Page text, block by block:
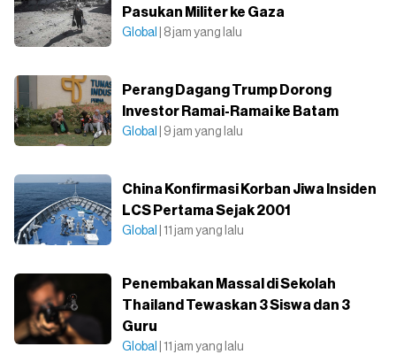
Pasukan Militer ke Gaza
Global | 8 jam yang lalu
Perang Dagang Trump Dorong
Investor Ramai-Ramai ke Batam
Global | 9 jam yang lalu
China Konfirmasi Korban Jiwa Insiden
LCS Pertama Sejak 2001
Global | 11 jam yang lalu
Penembakan Massal di Sekolah
Thailand Tewaskan 3 Siswa dan 3
Guru
Global | 11 jam yang lalu